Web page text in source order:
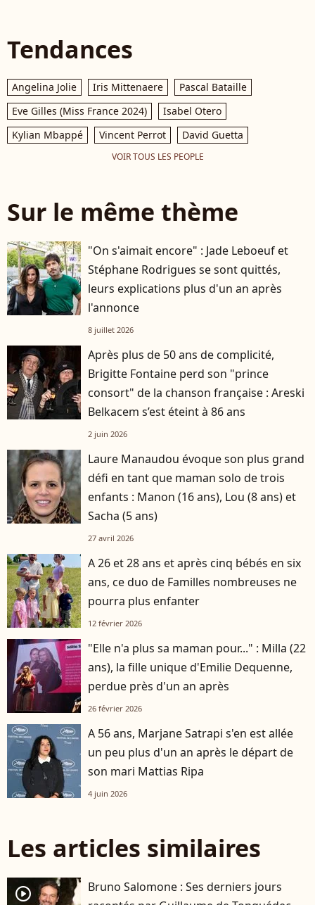
Tendances
Angelina Jolie Iris Mittenaere
Pascal Bataille
Eve Gilles (Miss France 2024)
Isabel Otero
Kylian Mbappé
Vincent Perrot David Guetta
VOIR TOUS LES PEOPLE
Sur le même thème
"On s'aimait encore" : Jade Leboeuf et
Stéphane Rodrigues se sont quittés,
leurs explications plus d'un an après
l'annonce
8 juillet 2026
Après plus de 50 ans de complicité,
Brigitte Fontaine perd son "prince
consort" de la chanson française : Areski
Belkacem s’est éteint à 86 ans
2 juin 2026
Laure Manaudou évoque son plus grand
défi en tant que maman solo de trois
enfants : Manon (16 ans), Lou (8 ans) et
Sacha (5 ans)
27 avril 2026
A 26 et 28 ans et après cinq bébés en six
ans, ce duo de Familles nombreuses ne
pourra plus enfanter
12 février 2026
"Elle n'a plus sa maman pour..." : Milla (22
ans), la fille unique d'Emilie Dequenne,
perdue près d'un an après
26 février 2026
A 56 ans, Marjane Satrapi s'en est allée
un peu plus d'un an après le départ de
son mari Mattias Ripa
4 juin 2026
Les articles similaires
player2
Bruno Salomone : Ses derniers jours